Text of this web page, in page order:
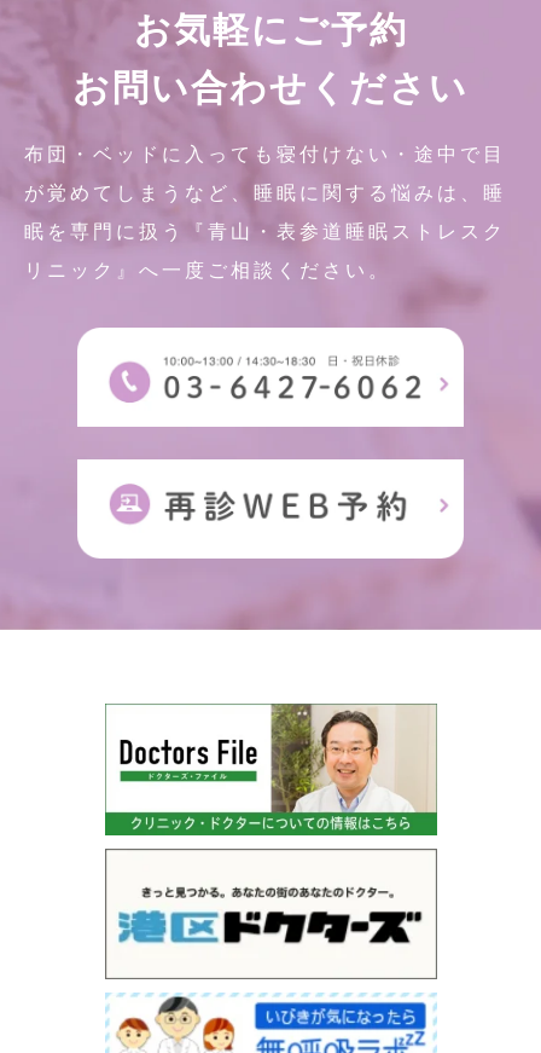
お気軽にご予約
お問い合わせください
布団・ベッドに入っても寝付けない・途中で目
が覚めてしまうなど、睡眠に関する悩みは、睡
眠を専門に扱う『青山・表参道睡眠ストレスク
リニック』へ一度ご相談ください。